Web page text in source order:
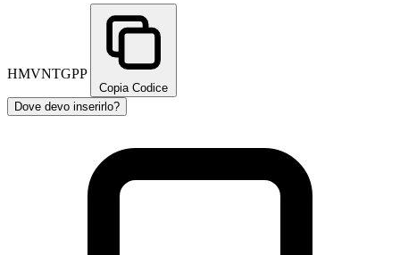
HMVNTGPP
Copia Codice
Dove devo inserirlo?